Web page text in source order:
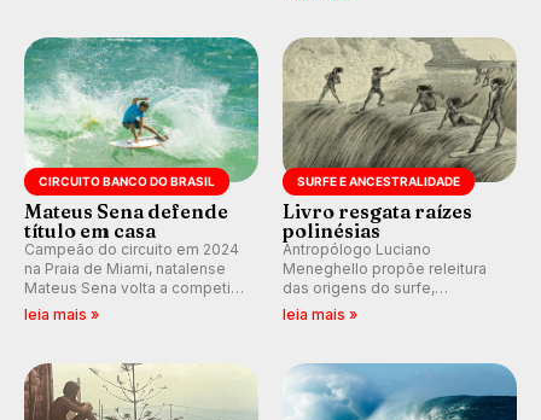
km/h em Itanhaém.
CIRCUITO BANCO DO BRASIL
Mateus Sena defende
título em casa
Campeão do circuito em 2024
na Praia de Miami, natalense
Mateus Sena volta a competir
em casa em busca de manter a
leia mais »
SURFE E ANCESTRALIDADE
Livro resgata raízes
polinésias
Antropólogo Luciano
Meneghello propõe releitura
das origens do surfe,
resgatando a cultura polinésia
prática em esporte e indústria.
leia mais »